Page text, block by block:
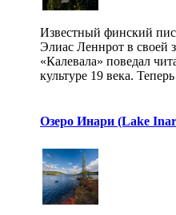
Известный финский
Элиас Леннрот в своей
«Калевала» поведал
культуре 19 века.
Озеро Инари (Lake